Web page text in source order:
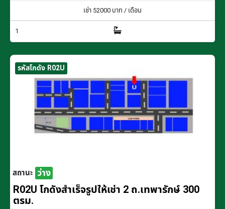
เช่า 52000 บาท / เดือน
1
รหัสโกดัง R02U
สถานะ ว่าง
R02U โกดังสำเร็จรูปให้เช่า 2 ถ.เทพารักษ์ 300
ตรม.